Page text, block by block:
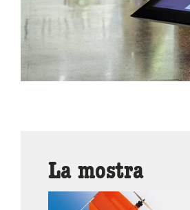
La mostra